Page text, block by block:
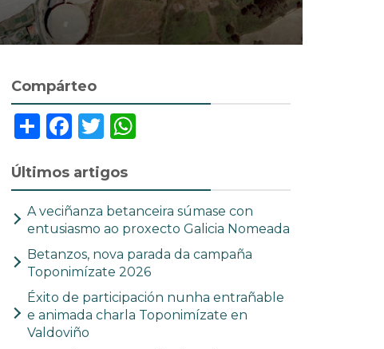
Compárteo
Últimos artigos
A veciñanza betanceira súmase con
entusiasmo ao proxecto Galicia Nomeada
Betanzos, nova parada da campaña
Toponimízate 2026
Éxito de participación nunha entrañable
e animada charla Toponimízate en
Valdoviño